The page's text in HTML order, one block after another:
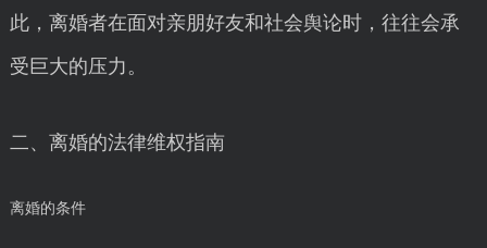
此，离婚者在面对亲朋好友和社会舆论时，往往会承
受巨大的压力。
二、离婚的法律维权指南
离婚的条件